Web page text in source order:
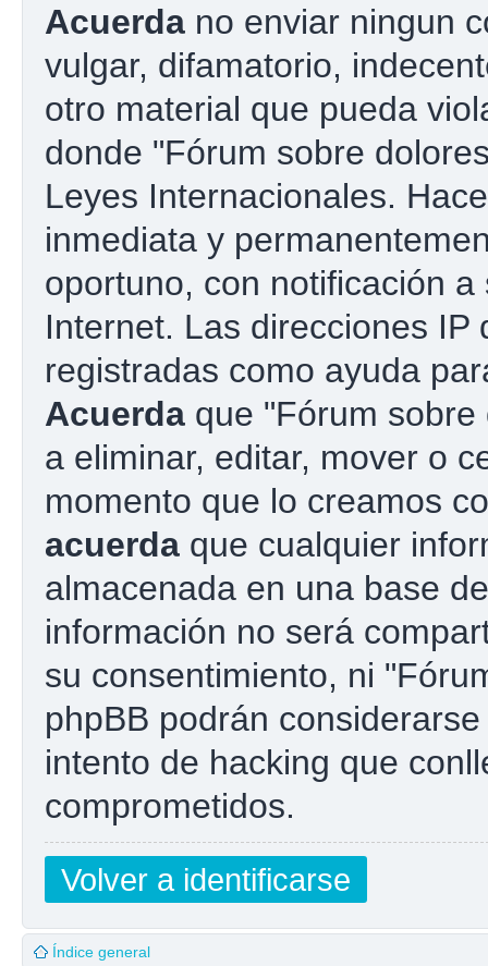
Acuerda no enviar ningun
vulgar, difamatorio,
otro material que pueda
donde "Fórum sobre
Leyes Internacionales.
inmediata y
oportuno, con notificación
Internet. Las direcciones
registradas como ayuda
Acuerda que "Fórum
a eliminar, editar, mover o
momento que lo creamos
acuerda que cualquier
almacenada en una base
información no será
su consentimiento, ni
phpBB podrán
intento de hacking que
comprometidos.
Volver a identificarse
Índice general